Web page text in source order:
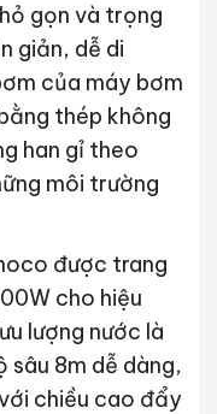
gọn và trọng
giản, dễ di
của máy bơm
thép không
han gỉ theo
môi trường
được trang
cho hiệu
lượng nước là
8m dễ dàng,
chiều cao đẩy